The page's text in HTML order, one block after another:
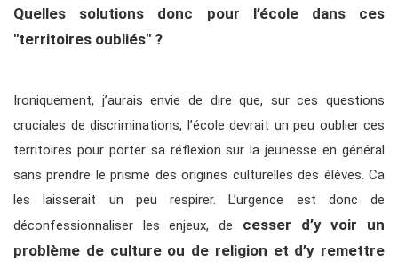
Quelles solutions donc pour l’école dans ces
"territoires oubliés" ?
Ironiquement, j’aurais envie de dire que, sur ces questions
cruciales de discriminations, l’école devrait un peu oublier ces
territoires pour porter sa réflexion sur la jeunesse en général
sans prendre le prisme des origines culturelles des élèves. Ca
les laisserait un peu respirer. L’urgence est donc de
déconfessionnaliser les enjeux, de cesser d’y voir un
problème de culture ou de religion et d’y remettre